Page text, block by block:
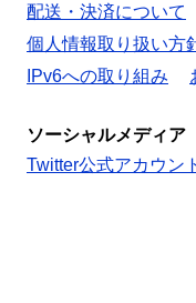
配送・決済について
個人情報取り扱い方
IPv6への取り組み
ソーシャルメディア
Twitter公式アカウン